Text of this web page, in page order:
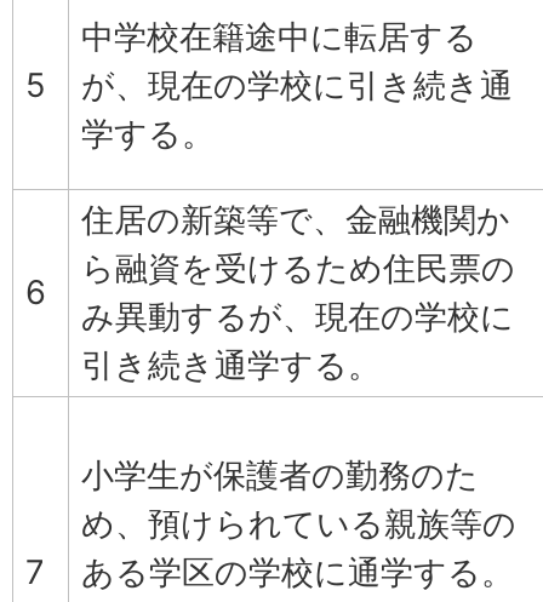
5
中学校在籍途中に転居する
が、現在の学校に引き続き通
学する。
6
住居の新築等で、金融機関か
ら融資を受けるため住民票の
み異動するが、現在の学校に
引き続き通学する。
7
小学生が保護者の勤務のた
め、預けられている親族等の
ある学区の学校に通学する。